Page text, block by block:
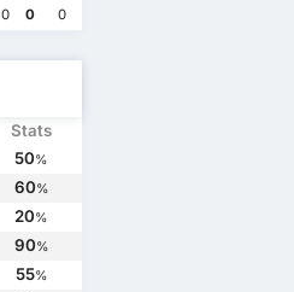
0 0 0
Stats
50%
60%
20%
90%
55%